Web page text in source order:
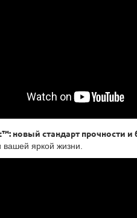
новый стандарт прочности
вашей яркой жизни.